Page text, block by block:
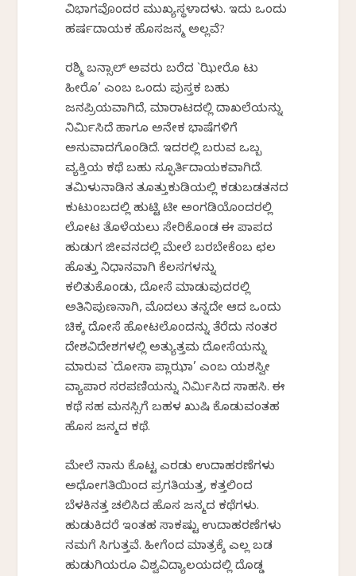
ವಿಭಾಗವೊಂದರ ಮುಖ್ಯಸ್ಥಳಾದಳು. ಇದು ಒಂದು
ಹರ್ಷದಾಯಕ ಹೊಸಜನ್ಮ ಅಲ್ಲವೆ?
ರಶ್ಮಿ ಬನ್ಸಾಲ್ ಅವರು ಬರೆದ `ಝೀರೊ ಟು
ಹೀರೊ’ ಎಂಬ ಒಂದು ಪುಸ್ತಕ ಬಹು
ಜನಪ್ರಿಯವಾಗಿದೆ, ಮಾರಾಟದಲ್ಲಿ ದಾಖಲೆಯನ್ನು
ನಿರ್ಮಿಸಿದೆ ಹಾಗೂ ಅನೇಕ ಭಾಷೆಗಳಿಗೆ
ಅನುವಾದಗೊಂಡಿದೆ. ಇದರಲ್ಲಿ ಬರುವ ಒಬ್ಬ
ವ್ಯಕ್ತಿಯ ಕಥೆ ಬಹು ಸ್ಫೂರ್ತಿದಾಯಕವಾಗಿದೆ.
ತಮಿಳುನಾಡಿನ ತೂತ್ತುಕುಡಿಯಲ್ಲಿ ಕಡುಬಡತನದ
ಕುಟುಂಬದಲ್ಲಿ ಹುಟ್ಟಿ ಟೀ ಅಂಗಡಿಯೊಂದರಲ್ಲಿ
ಲೋಟ ತೊಳೆಯಲು ಸೇರಿಕೊಂಡ ಈ ಪಾಪದ
ಹುಡುಗ ಜೀವನದಲ್ಲಿ ಮೇಲೆ ಬರಬೇಕೆಂಬ ಛಲ
ಹೊತ್ತು ನಿಧಾನವಾಗಿ ಕೆಲಸಗಳನ್ನು
ಕಲಿತುಕೊಂಡು, ದೋಸೆ ಮಾಡುವುದರಲ್ಲಿ
ಅತಿನಿಪುಣನಾಗಿ, ಮೊದಲು ತನ್ನದೇ ಆದ ಒಂದು
ಚಿಕ್ಕ ದೋಸೆ ಹೋಟಲೊಂದನ್ನು ತೆರೆದು ನಂತರ
ದೇಶವಿದೇಶಗಳಲ್ಲಿ ಅತ್ಯುತ್ತಮ ದೋಸೆಯನ್ನು
ಮಾರುವ `ದೋಸಾ ಪ್ಲಾಝಾ’ ಎಂಬ ಯಶಸ್ವೀ
ವ್ಯಾಪಾರ ಸರಪಣಿಯನ್ನು ನಿರ್ಮಿಸಿದ ಸಾಹಸಿ. ಈ
ಕಥೆ ಸಹ ಮನಸ್ಸಿಗೆ ಬಹಳ ಖುಷಿ ಕೊಡುವಂತಹ
ಹೊಸ ಜನ್ಮದ ಕಥೆ.
ಮೇಲೆ ನಾನು ಕೊಟ್ಟ ಎರಡು ಉದಾಹರಣೆಗಳು
ಅಧೋಗತಿಯಿಂದ ಪ್ರಗತಿಯತ್ತ, ಕತ್ತಲಿಂದ
ಬೆಳಕಿನತ್ತ ಚಲಿಸಿದ ಹೊಸ ಜನ್ಮದ ಕಥೆಗಳು.
ಹುಡುಕಿದರೆ ಇಂತಹ ಸಾಕಷ್ಟು ಉದಾಹರಣೆಗಳು
ನಮಗೆ ಸಿಗುತ್ತವೆ. ಹೀಗೆಂದ ಮಾತ್ರಕ್ಕೆ ಎಲ್ಲ ಬಡ
ಹುಡುಗಿಯರೂ ವಿಶ್ವವಿದ್ಯಾಲಯದಲ್ಲಿ ದೊಡ್ಡ